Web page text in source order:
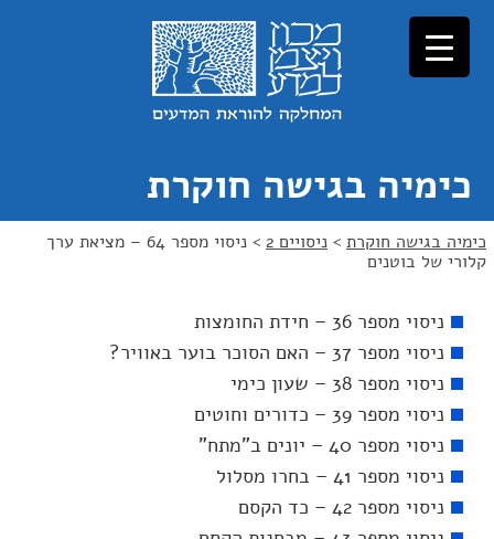
כימיה בגישה חוקרת
כימיה בגישה חוקרת > ניסויים 2 >
ניסוי מספר 64 – מציאת ערך
קלורי של בוטנים
ניסוי מספר 36 – חידת החומצות
ניסוי מספר 37 – האם הסוכר בוער באוויר?
ניסוי מספר 38 – שעון כימי
ניסוי מספר 39 – כדורים וחוטים
ניסוי מספר 40 – יונים ב"מתח"
ניסוי מספר 41 – בחרו מסלול
ניסוי מספר 42 – כד הקסם